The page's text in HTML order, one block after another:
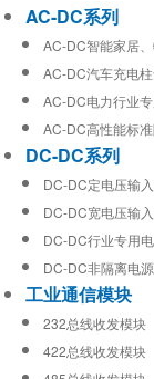
AC-DC系列
AC-DC智能家居
AC-DC汽车充电
AC-DC电力行业
AC-DC高性能标
DC-DC系列
DC-DC定电压输
DC-DC宽电压输
DC-DC行业专用
DC-DC非隔离电
工业通信模块
232总线收发模块
422总线收发模块